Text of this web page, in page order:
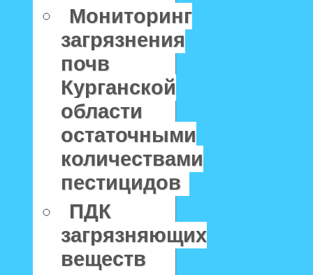
Мониторинг
загрязнения
почв
Курганской
области
остаточными
количествами
пестицидов
ПДК
загрязняющих
веществ